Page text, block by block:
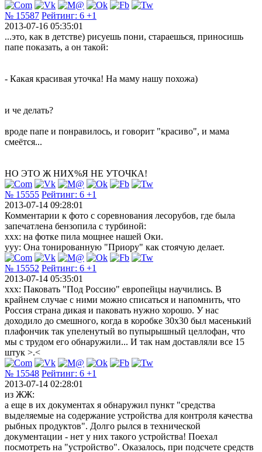
№ 15587 Рейтинг: 6 +1
2013-07-16 05:35:01
...это, как в детстве) рисуешь пони, стараешься, приносишь
папе показать, а он такой:
- Какая красивая уточка! На маму нашу похожа)
и че делать?
вроде папе и понравилось, и говорит "красиво", и мама
смеётся...
НО ЭТО Ж НИХ%Я НЕ УТОЧКА!
№ 15555 Рейтинг: 6 +1
2013-07-14 09:28:01
Комментарии к фото с соревнования лесорубов, где была
запечатлена бензопила с турбиной:
xxx: на фотке пила мощнее нашей Оки.
yyy: Она тонированную "Приору" как стоячую делает.
№ 15552 Рейтинг: 6 +1
2013-07-14 05:35:01
xxx: Паковать "Под Россию" европейцы научились. В
крайнем случае с ними можно списаться и напомнить, что
Россия страна дикая и паковать нужно хорошо. У нас
доходило до смешного, когда в коробке 30х30 был масенький
плафончик так упеленутый во пупырышный целлофан, что
мы с трудом его обнаружили... И так нам доставляли все 15
штук >.<
№ 15548 Рейтинг: 6 +1
2013-07-14 02:28:01
из ЖЖ:
а еще в их документах я обнаружил пункт "средства
выделяемые на содержание устройства для контроля качества
рыбных продуктов". Долго рылся в технической
документации - нет у них такого устройства! Поехал
посмотреть на "устройство". Оказалось, при подсчете средств